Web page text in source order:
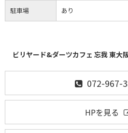
駐車場 あり
ビリヤード&ダーツカフェ 忘我 東大
072-967-
HPを見る